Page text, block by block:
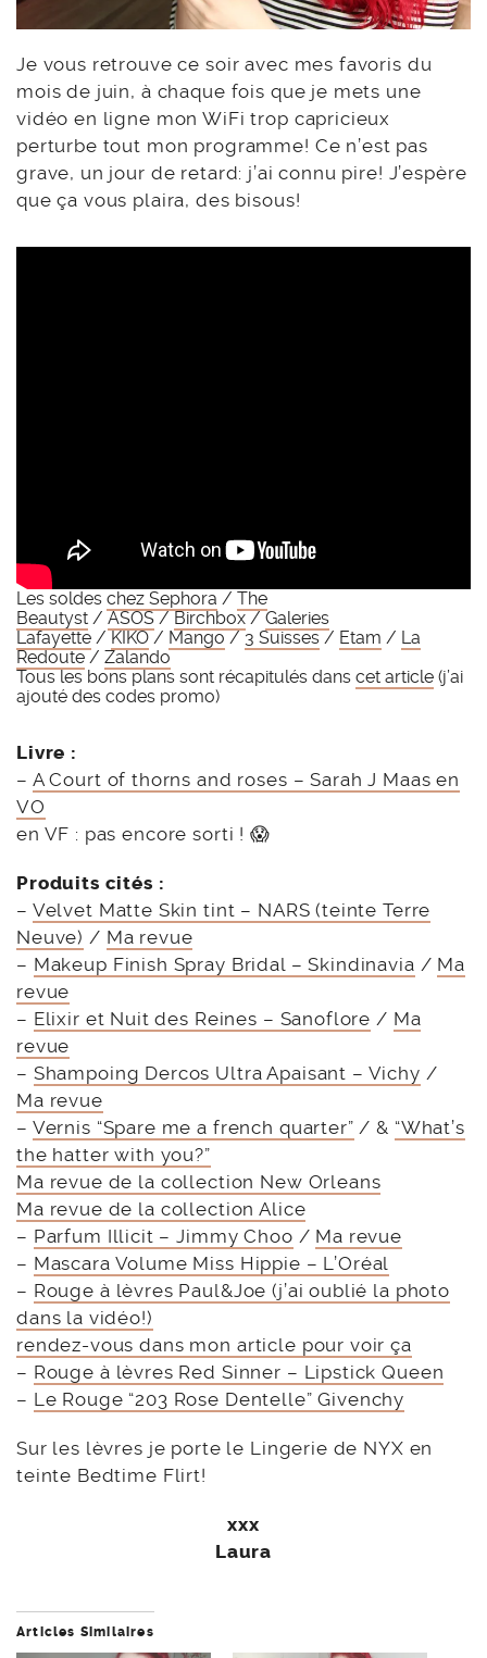
Je vous retrouve ce soir avec mes favoris du
mois de juin, à chaque fois que je mets une
vidéo en ligne mon WiFi trop capricieux
perturbe tout mon programme! Ce n’est pas
grave, un jour de retard: j’ai connu pire! J’espère
que ça vous plaira, des bisous!
Les soldes chez Sephora / The
Beautyst /ASOS/Birchbox/Galeries
Lafayette /KIKO/ Mango/3 Suisses/ Etam / La
Redoute/ Zalando
Tous les bons plans sont récapitulés dans cet article (j’ai
ajouté des codes promo)
Livre :
– A Court of thorns and roses – Sarah J Maas en
VO
en VF : pas encore sorti ! 😱
Produits cités :
– Velvet Matte Skin tint – NARS (teinte Terre
Neuve) / Ma revue
– Makeup Finish Spray Bridal – Skindinavia / Ma
revue
– Elixir et Nuit des Reines – Sanoflore / Ma
revue
– Shampoing Dercos Ultra Apaisant – Vichy /
Ma revue
– Vernis “Spare me a french quarter” / & “What’s
the hatter with you?”
Ma revue de la collection New Orleans
Ma revue de la collection Alice
– Parfum Illicit – Jimmy Choo / Ma revue
– Mascara Volume Miss Hippie – L’Oréal
– Rouge à lèvres Paul&Joe (j’ai oublié la photo
dans la vidéo!)
rendez-vous dans mon article pour voir ça
– Rouge à lèvres Red Sinner – Lipstick Queen
– Le Rouge “203 Rose Dentelle” Givenchy
Sur les lèvres je porte le Lingerie de NYX en
teinte Bedtime Flirt!
xxx
Laura
Articles Similaires